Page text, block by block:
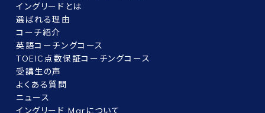
イングリードとは
選ばれる理由
コーチ紹介
英語コーチングコース
TOEIC点数保証コーチングコース
受講生の声
よくある質問
ニュース
イングリード Mgrについて